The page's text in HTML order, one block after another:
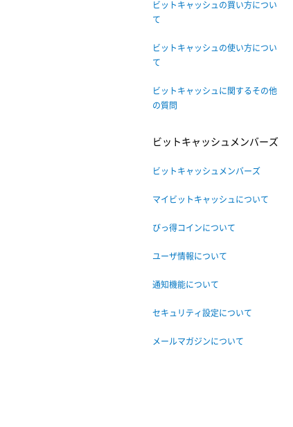
ビットキャッシュの買い方につい
て
ビットキャッシュの使い方につい
て
ビットキャッシュに関するその他
の質問
ビットキャッシュメンバーズ
ビットキャッシュメンバーズ
マイビットキャッシュについて
びっ得コインについて
ユーザ情報について
通知機能について
セキュリティ設定について
メールマガジンについて